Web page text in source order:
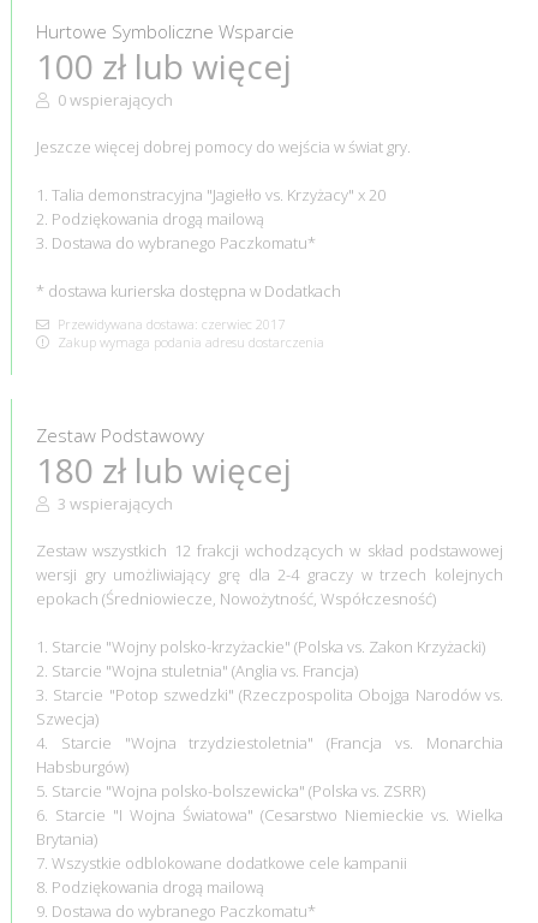
Hurtowe Symboliczne Wsparcie
100 zł lub więcej
0 wspierających
Jeszcze więcej dobrej pomocy do wejścia w świat gry.
1. Talia demonstracyjna "Jagiełło vs. Krzyżacy" x 20
2. Podziękowania drogą mailową
3. Dostawa do wybranego Paczkomatu*
* dostawa kurierska dostępna w Dodatkach
Przewidywana dostawa: czerwiec 2017
Zakup wymaga podania adresu dostarczenia
Zestaw Podstawowy
180 zł lub więcej
3 wspierających
Zestaw wszystkich 12 frakcji wchodzących w skład podstawowej
wersji gry umożliwiający grę dla 2-4 graczy w trzech kolejnych
epokach (Średniowiecze, Nowożytność, Współczesność)
1. Starcie "Wojny polsko-krzyżackie" (Polska vs. Zakon Krzyżacki)
2. Starcie "Wojna stuletnia" (Anglia vs. Francja)
3. Starcie "Potop szwedzki" (Rzeczpospolita Obojga Narodów vs.
Szwecja)
4. Starcie "Wojna trzydziestoletnia" (Francja vs. Monarchia
Habsburgów)
5. Starcie "Wojna polsko-bolszewicka" (Polska vs. ZSRR)
6. Starcie "I Wojna Światowa" (Cesarstwo Niemieckie vs. Wielka
Brytania)
7. Wszystkie odblokowane dodatkowe cele kampanii
8. Podziękowania drogą mailową
9. Dostawa do wybranego Paczkomatu*